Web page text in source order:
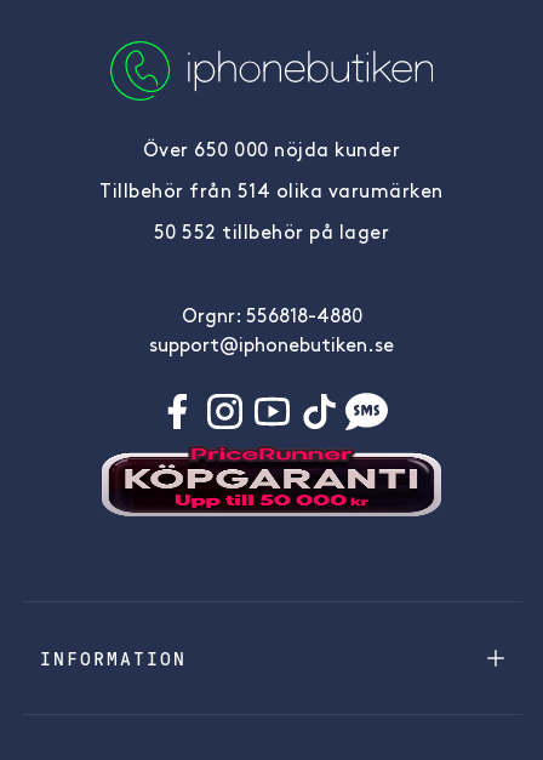
Över 650 000 nöjda kunder
Tillbehör från 514 olika varumärken
50 552 tillbehör på lager
Orgnr: 556818-4880
support@iphonebutiken.se
INFORMATION